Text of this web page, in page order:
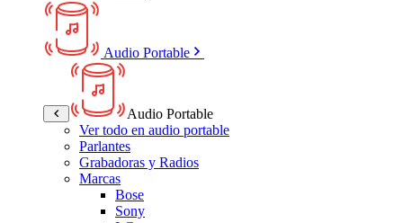
Audio Portable
Audio Portable
Ver todo en audio portable
Parlantes
Grabadoras y Radios
Marcas
Bose
Sony